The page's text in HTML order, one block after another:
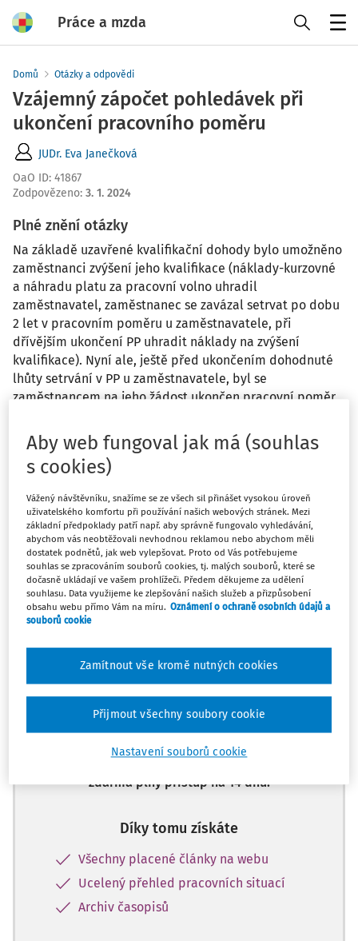
Práce a mzda
Domů Otázky a odpovědi
Vzájemný zápočet pohledávek při
ukončení pracovního poměru
JUDr. Eva Janečková
OaO ID: 41867
Zodpovězeno: 3. 1. 2024
Plné znění otázky
Na základě uzavřené kvalifikační dohody bylo umožněno
zaměstnanci zvýšení jeho kvalifikace (náklady-kurzovné
a náhradu platu za pracovní volno uhradil
zaměstnavatel, zaměstnanec se zavázal setrvat po dobu
2 let v pracovním poměru u zaměstnavatele, při
dřívějším ukončení PP uhradit náklady na zvýšení
kvalifikace). Nyní ale, ještě před ukončením dohodnuté
lhůty setrvání v PP u zaměstnavatele, byl se
zaměstnancem na jeho žádost ukončen pracovní poměr
provést zápočet úhrady nákladů na zvýšení kvalifikace a
vypláceného platu zaměstnanci? Pokud ano, jakou
formou (dohoda o srážce z platu nebo přímo zápočet
Odpověď
Máte předplatné? Přihlaste se
Zatím jste si přečetli jen začátek…
Celý dokument je jen pro předplatitele.
zdarma plný přístup na 14 dnů.
Díky tomu získáte
Všechny placené články na webu
Ucelený přehled pracovních situací
Archiv časopisů
Aby web fungoval jak má (souhlas
s cookies)
Vážený návštěvníku, snažíme se ze všech sil přinášet vysokou úroveň
uživatelského komfortu při používání našich webových stránek. Mezi
základní předpoklady patří např. aby správně fungovalo vyhledávání,
abychom vás neobtěžovali nevhodnou reklamou nebo abychom měli
dostatek podnětů, jak web vylepšovat. Proto od Vás potřebujeme
souhlas se zpracováním souborů cookies, tj. malých souborů, které se
dočasně ukládají ve vašem prohlížeči. Předem děkujeme za udělení
souhlasu. Data využijeme ke zlepšování našich služeb a přizpůsobení
obsahu webu přímo Vám na míru. Oznámení o ochraně osobních údajů a
souborů cookie
Nastavení souborů cookie
Zamítnout vše kromě nutných cookies
Přijmout všechny soubory cookie